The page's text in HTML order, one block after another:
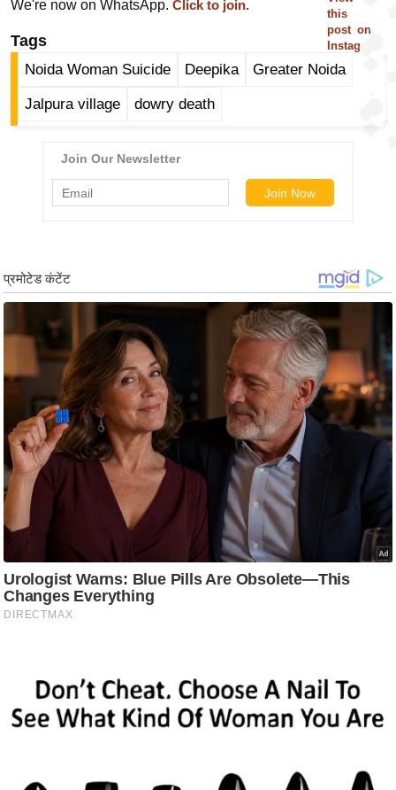
/
फै
श
घ
ट
न
फि
ने
स
मं
त्रा
रि
श
न
शि
नी
ति
श्ले
this
post on
Instagra
m
We're now on WhatsApp. Click to join.
Tags
Noida Woman Suicide Deepika Greater Noida
Jalpura village dowry death